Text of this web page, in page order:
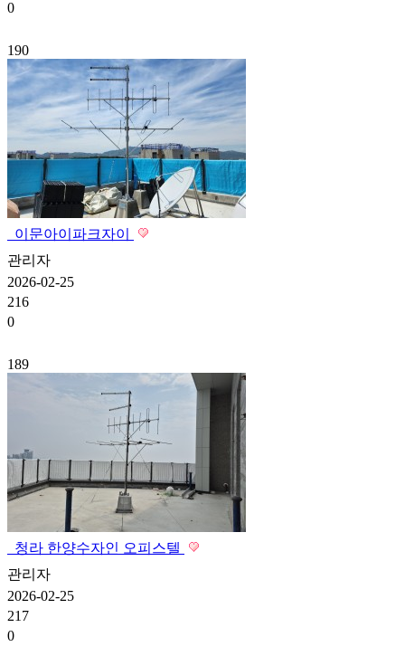
0
190
이문아이파크자이
관리자
2026-02-25
216
0
189
청라 한양수자인 오피스텔
관리자
2026-02-25
217
0